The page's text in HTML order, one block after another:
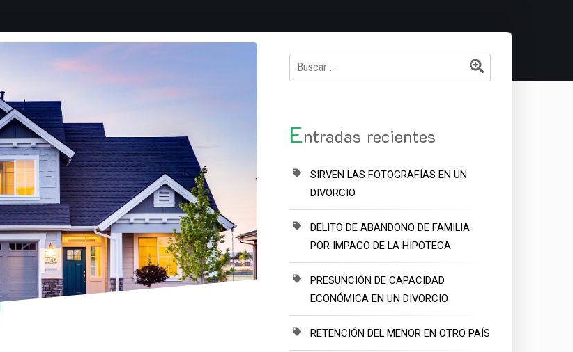
Buscar:
Entradas recientes
SIRVEN LAS FOTOGRAFÍAS EN UN
DIVORCIO
DELITO DE ABANDONO DE FAMILIA
POR IMPAGO DE LA HIPOTECA
PRESUNCIÓN DE CAPACIDAD
ECONÓMICA EN UN DIVORCIO
RETENCIÓN DEL MENOR EN OTRO PAÍS